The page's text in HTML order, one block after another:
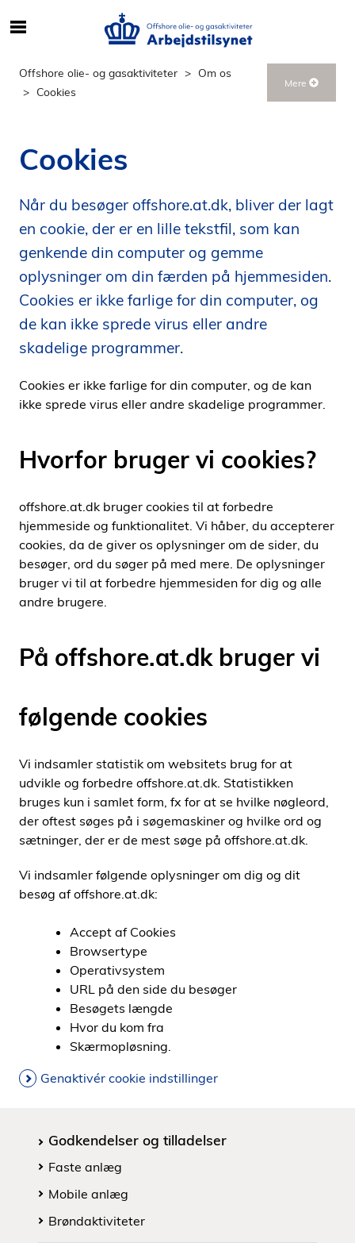
g
e
r
n
h
o
l
d
å
s
d
e
Offshore olie- og gasaktiviteter
Om os
Cookies
Mere
Cookies
Når du besøger offshore.at.dk, bliver der lagt
en cookie, der er en lille tekstfil, som kan
genkende din computer og gemme
oplysninger om din færden på hjemmesiden.
Cookies er ikke farlige for din computer, og
de kan ikke sprede virus eller andre
skadelige programmer.
Cookies er ikke farlige for din computer, og de kan
ikke sprede virus eller andre skadelige programmer.
Hvorfor bruger vi cookies?
offshore.at.dk bruger cookies til at forbedre
hjemmeside og funktionalitet. Vi håber, du accepterer
cookies, da de giver os oplysninger om de sider, du
besøger, ord du søger på med mere. De oplysninger
bruger vi til at forbedre hjemmesiden for dig og alle
andre brugere.
På offshore.at.dk bruger vi
følgende cookies
Vi indsamler statistik om websitets brug for at
udvikle og forbedre offshore.at.dk. Statistikken
bruges kun i samlet form, fx for at se hvilke nøgleord,
der oftest søges på i søgemaskiner og hvilke ord og
sætninger, der er de mest søge på offshore.at.dk.
Vi indsamler følgende oplysninger om dig og dit
besøg af offshore.at.dk:
Accept af Cookies
Browsertype
Operativsystem
URL på den side du besøger
Besøgets længde
Hvor du kom fra
Skærmopløsning.
Genaktivér cookie indstillinger
Godkendelser og tilladelser
Faste anlæg
Mobile anlæg
Brøndaktiviteter